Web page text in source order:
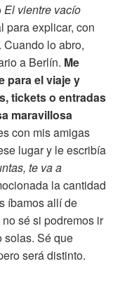
El vientre vacío
para explicar, con
lo abro,
a Berlín. Me
para el viaje y
tickets o entradas
maravillosa
con mis amigas
lugar y le escribía
te va a
la cantidad
íbamos allí de
sé si podremos ir
solas. Sé que
será distinto.